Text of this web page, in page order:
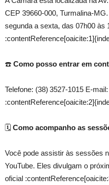
CEP 39660‑000,
segunda a sexta, das 07h00 às
☎️ Como posso entrar em
Telefone: (38) 3527‑1015
🗓️ Como acompanho as
Você pode assistir às sessões
YouTube. Eles divulgam o
oficial